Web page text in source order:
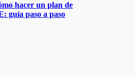
hacer un plan de
guía paso a paso